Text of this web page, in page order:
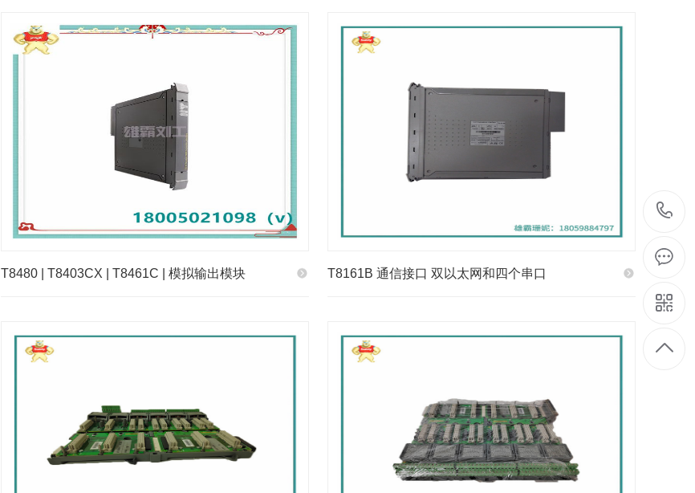
T8480 | T8403CX | T8461C | 模拟输出模块 T8161B 通信接口 双以太网和四个串口